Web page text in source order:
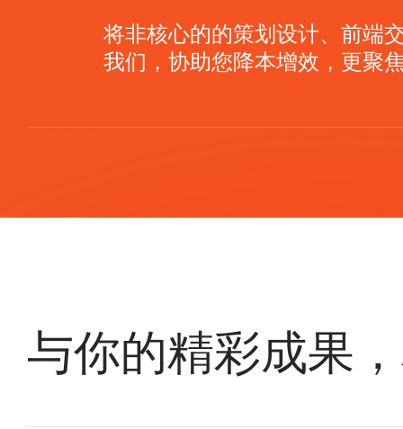
将非核心的的策划设计、前端
我们，协助您降本增效，更聚
与你的精彩成果